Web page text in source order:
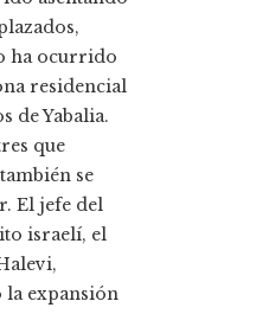
ha ocurrido
residencial
de Yabalia.
que
se
El jefe del
israelí, el
expansión